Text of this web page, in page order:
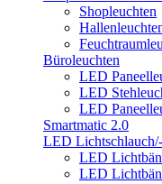
Shopleuchten
Büroleuchten
LED
LED
LED
Smartmatic 2.0
LED
LED
LED